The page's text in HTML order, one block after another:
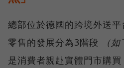
總部位於德國的跨境外送
零售的發展分為3階段
（
是消費者親赴實體門市購